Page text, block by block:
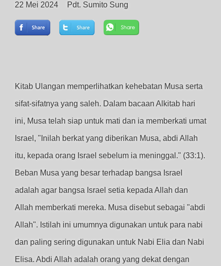
22 Mei 2024 Pdt. Sumito Sung
Kitab Ulangan memperlihatkan kehebatan Musa serta
sifat-sifatnya yang saleh. Dalam bacaan Alkitab hari
ini, Musa telah siap untuk mati dan ia memberkati umat
Israel, "Inilah berkat yang diberikan Musa, abdi Allah
itu, kepada orang Israel sebelum ia meninggal." (33:1).
Beban Musa yang besar terhadap bangsa Israel
adalah agar bangsa Israel setia kepada Allah dan
Allah memberkati mereka. Musa disebut sebagai "abdi
Allah". Istilah ini umumnya digunakan untuk para nabi
dan paling sering digunakan untuk Nabi Elia dan Nabi
Elisa. Abdi Allah adalah orang yang dekat dengan